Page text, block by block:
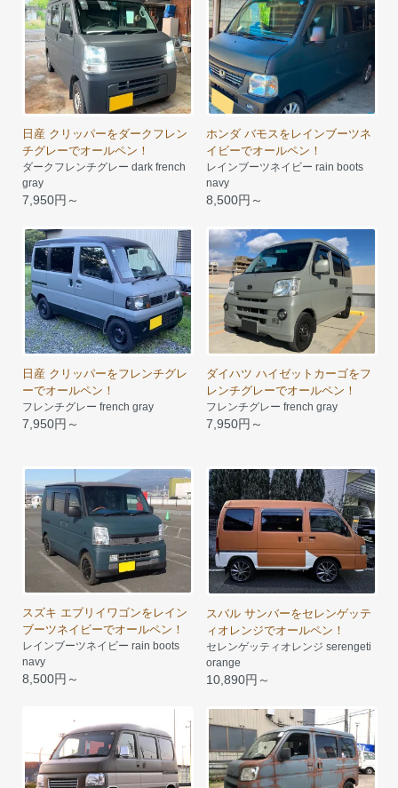
日産 クリッパーをダークフレン
チグレーでオールペン！
ダークフレンチグレー dark french
gray
7,950円～
ホンダ バモスをレインブーツネ
イビーでオールペン！
レインブーツネイビー rain boots
navy
8,500円～
日産 クリッパーをフレンチグレ
ーでオールペン！
フレンチグレー french gray
7,950円～
ダイハツ ハイゼットカーゴをフ
レンチグレーでオールペン！
フレンチグレー french gray
7,950円～
スズキ エブリイワゴンをレイン
ブーツネイビーでオールペン！
レインブーツネイビー rain boots
navy
8,500円～
スバル サンバーをセレンゲッテ
ィオレンジでオールペン！
セレンゲッティオレンジ serengeti
orange
10,890円～